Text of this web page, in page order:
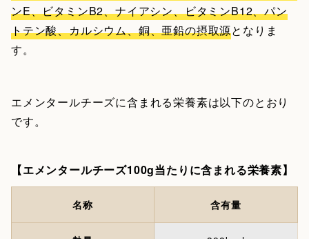
ンE、ビタミンB2、ナイアシン、ビタミンB12、パン
トテン酸、カルシウム、銅、亜鉛の摂取源となりま
す。
エメンタールチーズに含まれる栄養素は以下のとおり
です。
【エメンタールチーズ100g当たりに含まれる栄養素】
名称 含有量